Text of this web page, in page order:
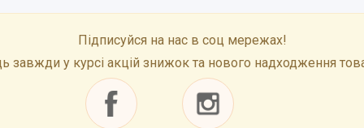
Підписуйся на нас в соц мережах!
завжди у курсі акцій знижок та нового надходження